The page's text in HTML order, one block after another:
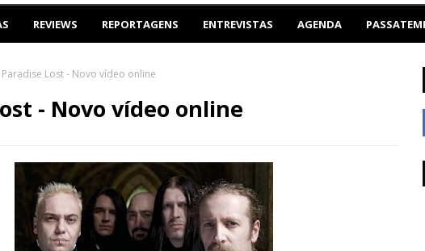
REVIEWS REPORTAGENS ENTREVISTAS AGENDA
Paradise Lost - Novo vídeo online
- Novo vídeo online